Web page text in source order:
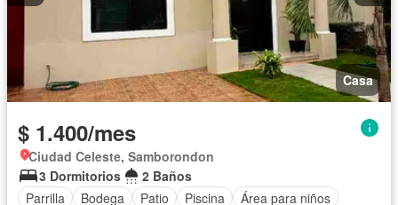
Casa
$ 1.400/mes
Ciudad Celeste, Samborondon
3 Dormitorios
2 Baños
Parrilla
Bodega Patio Piscina
Área para niños